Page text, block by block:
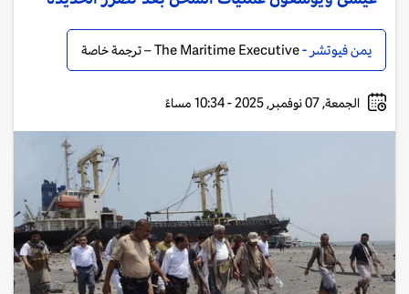
يمن فيوتشر -The Maritime Executive – ترجمة خاصة
الجمعة, 07 نوفمبر, 2025 - 10:34 مساءً